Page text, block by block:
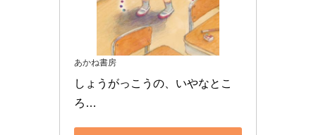
あかね書房
しょうがっこうの、いやなとこ
ろ…